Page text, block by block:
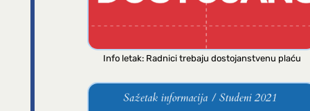
Info letak: Radnici trebaju dostojanstvenu plaću